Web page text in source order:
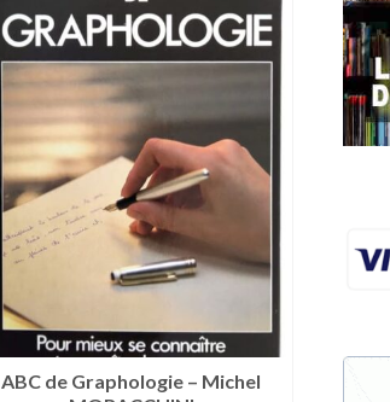
ABC de Graphologie – Michel